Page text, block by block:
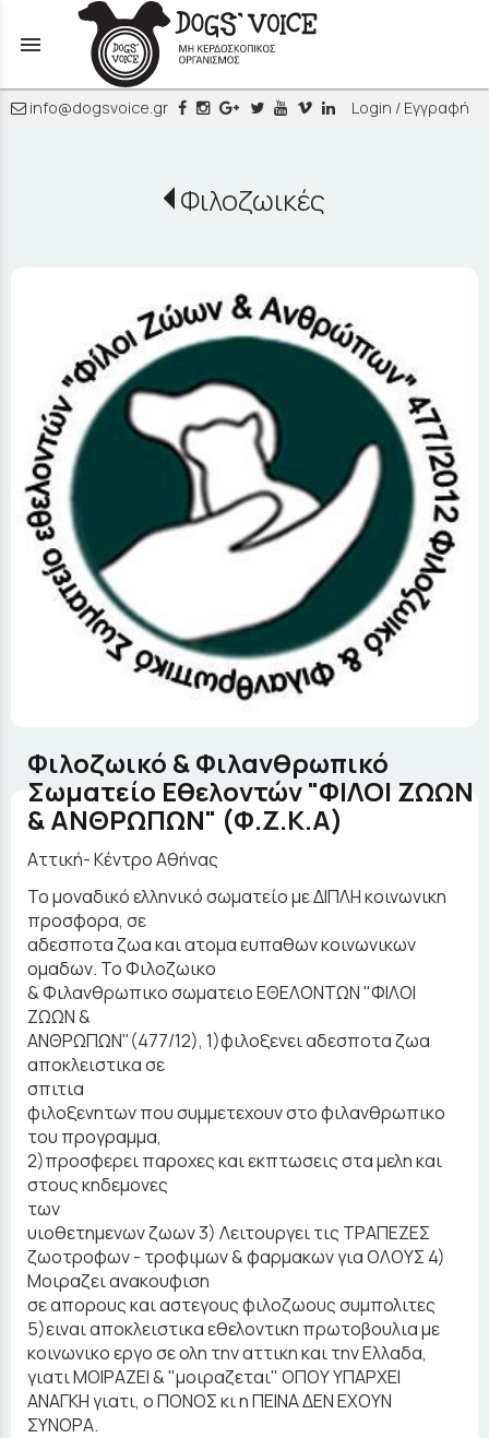
menu
info@dogsvoice.gr Login / Εγγραφή
Φιλοζωικές
Φιλοζωικό & Φιλανθρωπικό
Σωματείο Εθελοντών "ΦΙΛΟΙ ΖΩΩΝ
& ΑΝΘΡΩΠΩΝ" (Φ.Ζ.Κ.Α)
Αττική- Κέντρο Αθήνας
Το μοναδικό ελληνικό σωματείο με ΔΙΠΛΗ κοινωνικη
προσφορα, σε
αδεσποτα ζωα και ατομα ευπαθων κοινωνικων
ομαδων. Το Φιλοζωικο
& Φιλανθρωπικο σωματειο ΕΘΕΛΟΝΤΩΝ "ΦΙΛΟΙ
ΖΩΩΝ &
ΑΝΘΡΩΠΩΝ"(477/12), 1)φιλοξενει αδεσποτα ζωα
αποκλειστικα σε
σπιτια
φιλοξενητων που συμμετεχουν στο φιλανθρωπικο
του προγραμμα,
2)προσφερει παροχες και εκπτωσεις στα μελη και
στους κηδεμονες
των
υιοθετημενων ζωων 3) Λειτουργει τις ΤΡΑΠΕΖΕΣ
ζωοτροφων - τροφιμων & φαρμακων για ΟΛΟΥΣ 4)
Μοιραζει ανακουφιση
σε απορους και αστεγους φιλοζωους συμπολιτες
5)ειναι αποκλειστικα εθελοντικη πρωτοβουλια με
κοινωνικο εργο σε ολη την αττικη και την Ελλαδα,
γιατι ΜΟΙΡΑΖΕΙ & "μοιραζεται" ΟΠΟΥ ΥΠΑΡΧΕΙ
ΑΝΑΓΚΗ γιατι, ο ΠΟΝΟΣ κι η ΠΕΙΝΑ ΔΕΝ ΕΧΟΥΝ
ΣΥΝΟΡΑ.